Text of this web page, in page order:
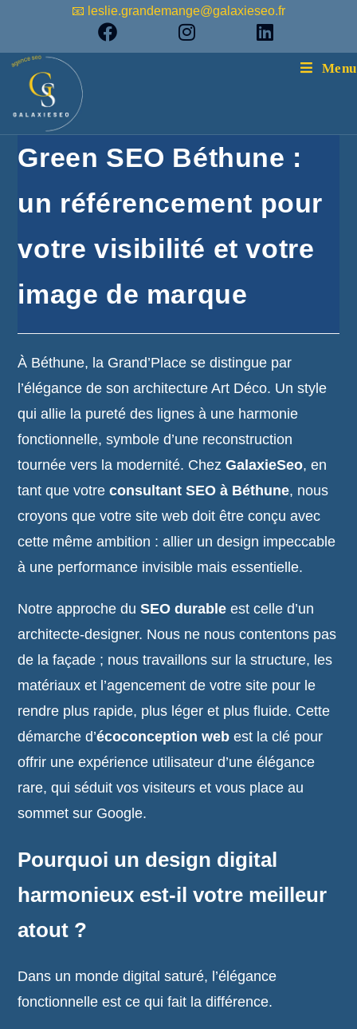
📧 leslie.grandemange@galaxieseo.fr
Menu
Green SEO Béthune :
un référencement pour
votre visibilité et votre
image de marque
À Béthune, la Grand’Place se distingue par
l’élégance de son architecture Art Déco. Un style
qui allie la pureté des lignes à une harmonie
fonctionnelle, symbole d’une reconstruction
tournée vers la modernité. ChezGalaxieSeo, en
tant que votreconsultant SEO à Béthune, nous
croyons que votre site web doit être conçu avec
cette même ambition : allier un design impeccable
à une performance invisible mais essentielle.
Notre approche duSEO durable est celle d’un
architecte-designer. Nous ne nous contentons pas
de la façade ; nous travaillons sur la structure, les
matériaux et l’agencement de votre site pour le
rendre plus rapide, plus léger et plus fluide. Cette
démarche d’écoconception web est la clé pour
offrir une expérience utilisateur d’une élégance
rare, qui séduit vos visiteurs et vous place au
sommet sur Google.
Pourquoi un design digital
harmonieux est-il votre meilleur
atout ?
Dans un monde digital saturé, l’élégance
fonctionnelle est ce qui fait la différence.